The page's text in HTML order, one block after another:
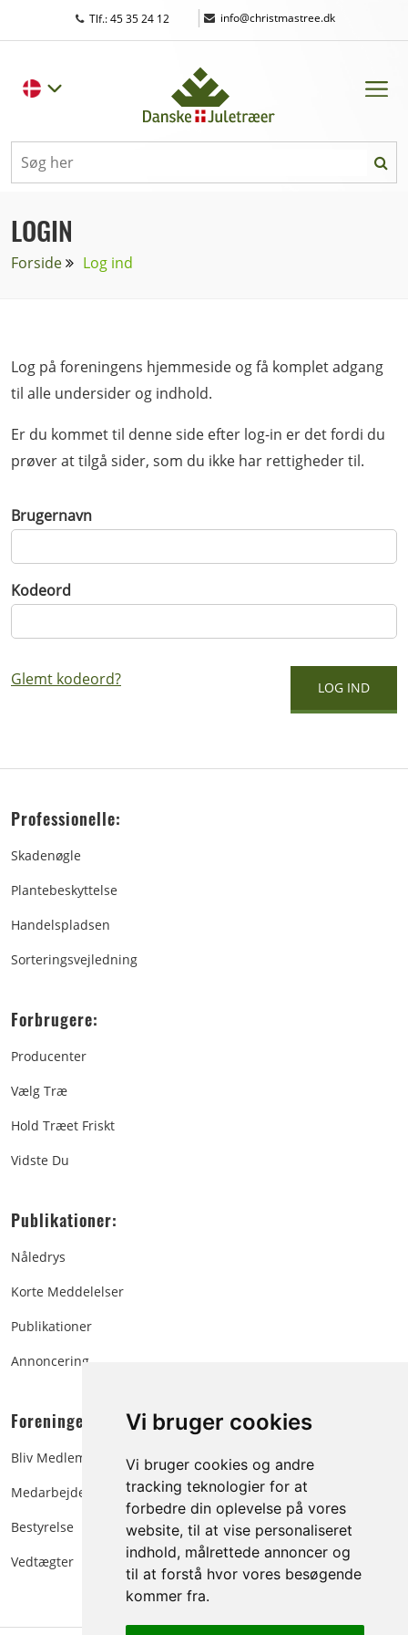
Vi bruger cookies
Vi bruger cookies og andre
tracking teknologier for at
forbedre din oplevelse på vores
website, til at vise personaliseret
indhold, målrettede annoncer og
til at forstå hvor vores besøgende
kommer fra.
Tlf.: 45 35 24 12 | info@christmastree.dk
LOGIN
Forside Log ind
Log på foreningens hjemmeside og få komplet adgang
til alle undersider og indhold.
Er du kommet til denne side efter log-in er det fordi du
prøver at tilgå sider, som du ikke har rettigheder til.
Brugernavn
Kodeord
Glemt kodeord?
Professionelle:
Skadenøgle
Plantebeskyttelse
Handelspladsen
Sorteringsvejledning
Forbrugere:
Producenter
Vælg Træ
Hold Træet Friskt
Vidste Du
Publikationer:
Nåledrys
Korte Meddelelser
Publikationer
Annoncering
Foreningen:
Bliv Medlem
Medarbejdere
Bestyrelse
Vedtægter